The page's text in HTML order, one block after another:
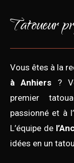
Tatoueur
Vous êtes à la
à Anhiers ?
premier
passionné et à
L’équipe de
idées en un